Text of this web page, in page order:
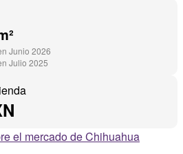
Junio 2026
Julio 2025
el mercado de Chihuahua